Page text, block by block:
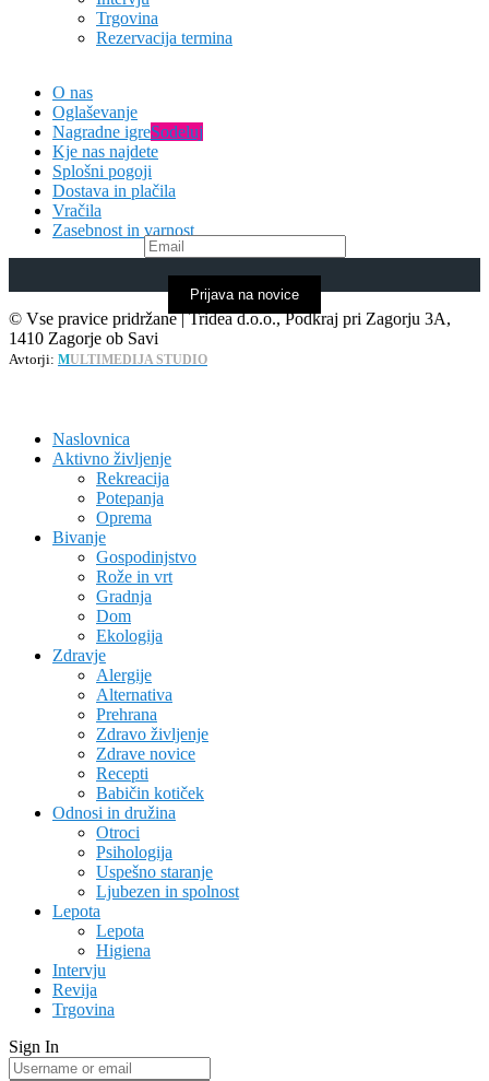
Trgovina
Rezervacija termina
O nas
Oglaševanje
Nagradne igreSodeluj
Kje nas najdete
Splošni pogoji
Dostava in plačila
Vračila
Zasebnost in varnost
Prijava na novice
© Vse pravice pridržane | Tridea d.o.o., Podkraj pri Zagorju 3A,
1410 Zagorje ob Savi
Avtorji: MULTIMEDIJA STUDIO
Naslovnica
Aktivno življenje
Rekreacija
Potepanja
Oprema
Bivanje
Gospodinjstvo
Rože in vrt
Gradnja
Dom
Ekologija
Zdravje
Alergije
Alternativa
Prehrana
Zdravo življenje
Zdrave novice
Recepti
Babičin kotiček
Odnosi in družina
Otroci
Psihologija
Uspešno staranje
Ljubezen in spolnost
Lepota
Lepota
Higiena
Intervju
Revija
Trgovina
Sign In